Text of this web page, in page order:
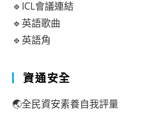
🔹ICL會議連結
🔹英語歌曲
🔹英語角
資通安全
🌏全民資安素養自我評量